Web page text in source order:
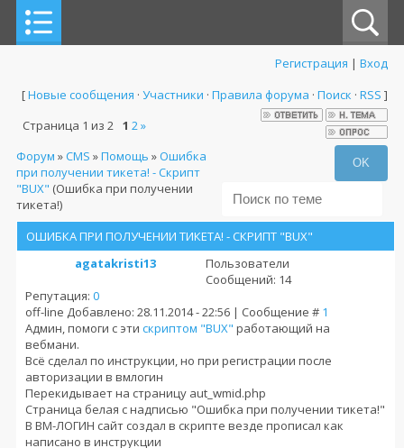
Регистрация | Вход
[Новые сообщения · Участники · Правила форума · Поиск · RSS ]
Страница 1 из 2 1 2»
Форум »CMS »Помощь »Ошибка
при получении тикета! - Cкрипт
"BUX" (Ошибка при получении
тикета!)
ОШИБКА ПРИ ПОЛУЧЕНИИ ТИКЕТА! - CКРИПТ "BUX"
agatakristi13
Пользователи
Сообщений: 14
Репутация: 0
off-line Добавлено: 28.11.2014 - 22:56 | Сообщение # 1
Админ, помоги с эти скриптом "BUX" работающий на
вебмани.
Всё сделал по инструкции, но при регистрации после
авторизации в вмлогин
Перекидывает на страницу aut_wmid.php
Страница белая с надписью "Ошибка при получении тикета!"
В ВМ-ЛОГИН сайт создал в скрипте везде прописал как
написано в инструкции